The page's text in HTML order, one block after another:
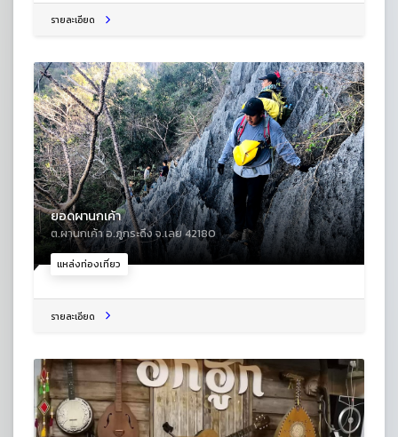
รายละเอียด
แหล่งท่องเที่ยว
ยอดผานกเค้า
ต.ผานกเค้า อ.ภูกระดึง จ.เลย 42180
รายละเอียด